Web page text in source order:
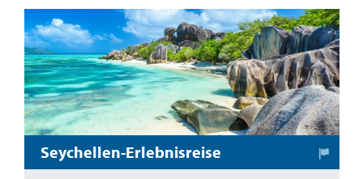
Seychellen-Erlebnisreise